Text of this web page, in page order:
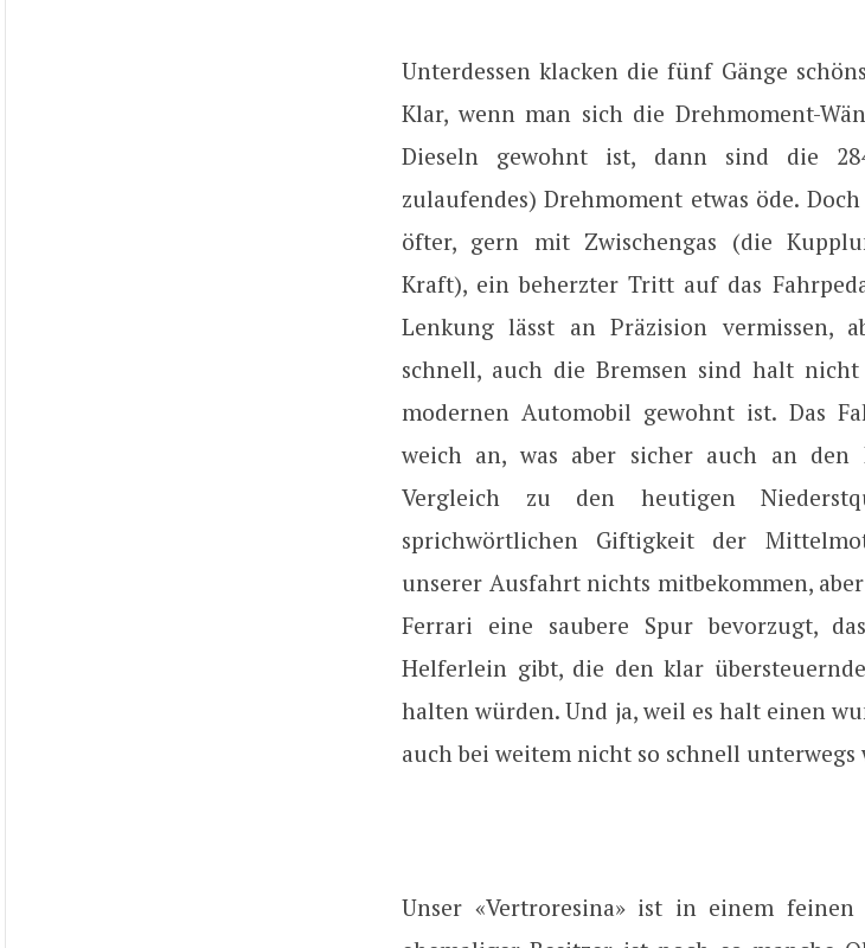
Unterdessen klacken die fünf Gänge
Klar, wenn man sich die Drehmoment-
Dieseln gewohnt ist, dann sind die
zulaufendes) Drehmoment etwas öde.
öfter, gern mit Zwischengas (die
Kraft), ein beherzter Tritt auf das
Lenkung lässt an Präzision vermissen,
schnell, auch die Bremsen sind halt
modernen Automobil gewohnt ist. Das
weich an, was aber sicher auch an den
Vergleich zu den heutigen
sprichwörtlichen Giftigkeit der
unserer Ausfahrt nichts mitbekommen,
Ferrari eine saubere Spur bevorzugt,
Helferlein gibt, die den klar
halten würden. Und ja, weil es halt einen
auch bei weitem nicht so schnell unterwegs
Unser «Vertroresina» ist in einem feinen